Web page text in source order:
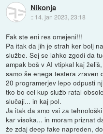
Nikonja
:: 14. jan 2023, 23:18
Fak ste eni res omejeni!!!
Pa itak da jih je strah ker bolj
službe. Sej se lahko zgodi da
ampak boš v AI vtipkal kaj
samo še enega testera zraven
20 programerjev lepo odpusti
tko bo cel kup služb ratal
slučaji... in kaj pol.
Ja itak da smo vsi za
kar visoka... in moram priznat
že zdaj deep fake napreden,